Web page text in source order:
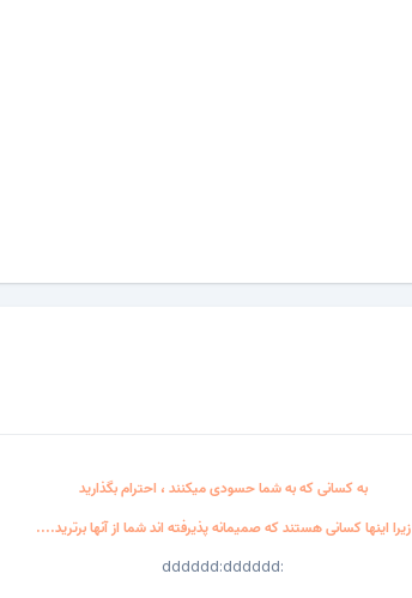
به کسانی که به شما حسودی میکنند ، احترام بگذارید
زیرا اینها کسانی هستند که صمیمانه پذیرفته اند شما از آنها برترید....
:dddddd:dddddd